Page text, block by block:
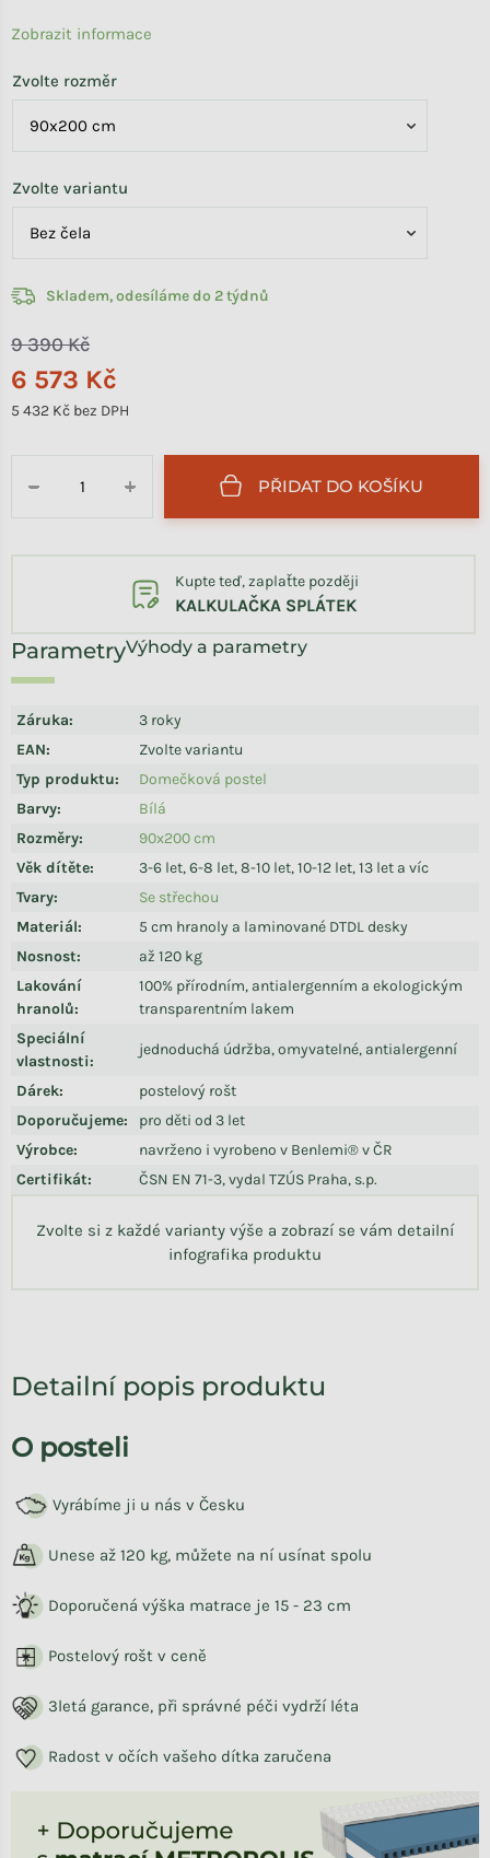
9 390 Kč
6 573 Kč
5 432 Kč bez DPH
Skladem, odesíláme do 2 týdnů
Zvolte rozměr
Zvolte variantu
+
− PŘIDAT DO KOŠÍKU
Výhody a parametry
Záruka:
3 roky
EAN:
Zvolte variantu
Typ produktu:
Domečková postel
Barvy:
Bílá
Rozměry:
90x200 cm
Věk dítěte:
3-6 let, 6-8 let, 8-10 let, 10-12 let, 13 let a víc
Tvary:
Se střechou
Materiál:
5 cm hranoly a laminované DTDL desky
Nosnost:
až 120 kg
Lakování
hranolů:
100% přírodním, antialergenním a ekologickým
transparentním lakem
Speciální
vlastnosti:
jednoduchá údržba, omyvatelné, antialergenní
Dárek:
postelový rošt
Doporučujeme:
pro děti od 3 let
Výrobce:
navrženo i vyrobeno v Benlemi® v ČR
Certifikát: ČSN EN 71-3, vydal TZÚS Praha, s.p.
Zvolte si z každé varianty výše a zobrazí se vám detailní
infografika produktu
Kupte teď, zaplaťte později
KALKULAČKA SPLÁTEK
Zobrazit informace
Detailní popis produktu
O posteli
Vyrábíme ji u nás v Česku
Unese až 120 kg, můžete na ní usínat spolu
Doporučená výška matrace je 15 - 23 cm
Postelový rošt v ceně
3letá garance, při správné péči vydrží léta
Radost v očích vašeho dítka zaručena